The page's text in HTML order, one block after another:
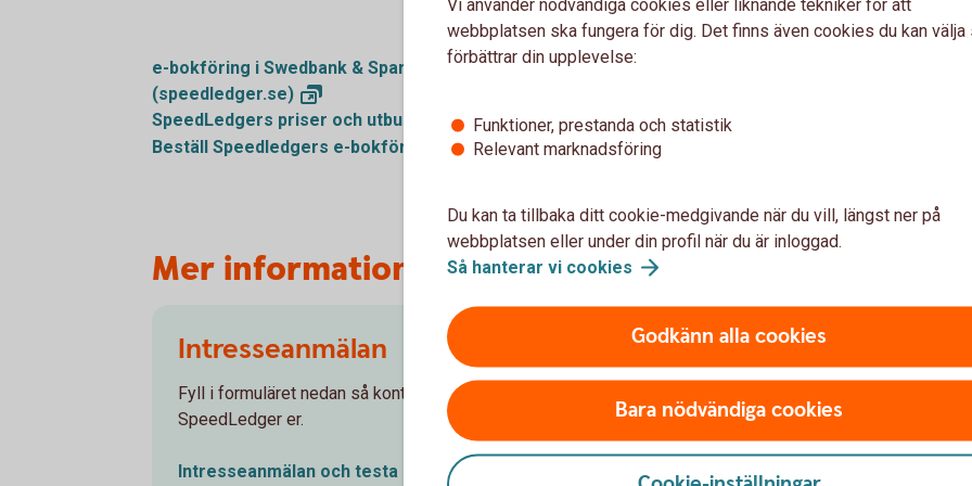
e-bokföring i Swedbank & Sparbankerna - så fungerar tjänsten
(speedledger.se)
SpeedLedgers priser och utbud
(speedledger.se)
Beställ Speedledgers e-bokföring - skapa konto(speedledger.se)
Mer information om SpeedLedger e-bokföring
Intresseanmälan
Fyll i formuläret nedan så kontaktar
SpeedLedger er.
Intresseanmälan och testa
Support
tjänsten.
SpeedLedgersupport
webbplatsen ska fungera för dig. Det finns även cookies du kan välja
förbättrar din upplevelse:
Funktioner, prestanda och statistik
Relevant marknadsföring
Du kan ta tillbaka ditt cookie-medgivande när du vill, längst ner på
webbplatsen eller under din profil när du är inloggad.
Så hanterar vi cookies
Godkänn alla cookies
Bara nödvändiga cookies